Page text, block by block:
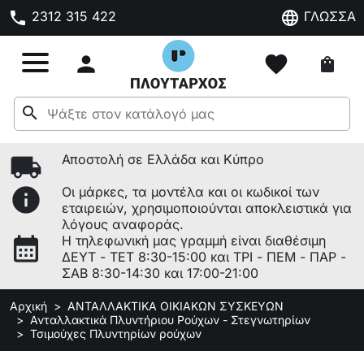
phone 2312 315 422 language ΓΛΩΣΣΑ
 favorite shopping_bag
search
local_shipping Αποστολή σε Ελλάδα και Κύπρο
info
Οι μάρκες, τα μοντέλα και οι κωδικοί των
εταιρειών, χρησιμοποιούνται αποκλειστικά για
λόγους αναφοράς.
calendar_month
Η τηλεφωνική μας γραμμή είναι διαθέσιμη
ΔΕΥΤ - ΤΕΤ 8:30-15:00 και ΤΡΙ - ΠΕΜ - ΠΑΡ -
ΣΑΒ 8:30-14:30 και 17:00-21:00
Αρχική
ΑΝΤΑΛΛΑΚΤΙΚΑ ΟΙΚΙΑΚΩΝ ΣΥΣΚΕΥΩΝ
Ανταλλακτικά Πλυντήριου Ρούχων - Στεγνωτηρίων
Τσιμούχες Πλυντηρίων ρούχων